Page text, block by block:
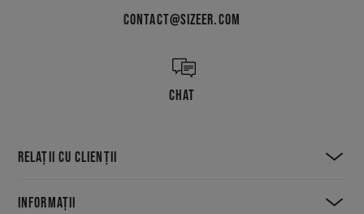
CONTACT@SIZEER.COM
CHAT
RELAȚII CU CLIENȚII
INFORMAȚII